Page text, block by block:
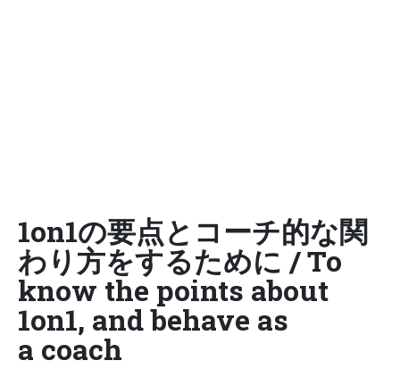
1on1の要点とコーチ的な関
わり方をするために / To
know the points about
1on1, and behave as
a coach